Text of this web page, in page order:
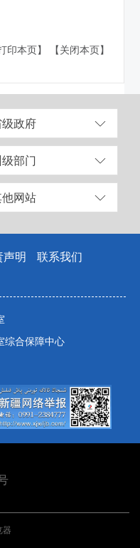
印本页】 【关闭本页】
政府
部门
网站
声明
联系我们
综合保障中心
器